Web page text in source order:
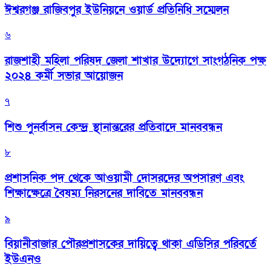
ঈশ্বরগঞ্জ রাজিবপুর ইউনিয়নে ওয়ার্ড প্রতিনিধি সম্মেলন
৬
রাজশাহী মহিলা পরিষদ জেলা শাখার উদ্যোগে সাংগঠনিক পক্ষ
২০২৪ কর্মী সভার আয়োজন
৭
শিশু পুনর্বাসন কেন্দ্র স্থানান্তরের প্রতিবাদে মানববন্ধন
৮
প্রশাসনিক পদ থেকে আওয়ামী দোসরদের অপসারণ এবং
শিক্ষাক্ষেত্রে বৈষম্য নিরসনের দাবিতে মানববন্ধন
৯
বিয়ানীবাজার পৌরপ্রশাসকের দায়িত্বে থাকা এডিসির পরিবর্তে
ইউএনও